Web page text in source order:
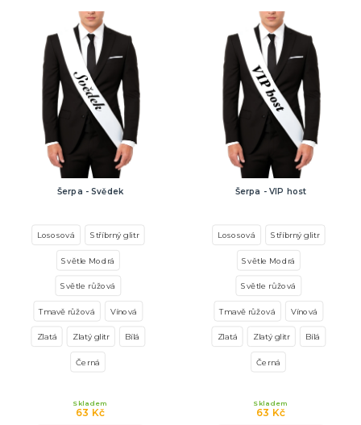
Šerpa - Svědek
Lososová Stříbrný glitr
Světle Modrá
Světle růžová
Tmavě růžová Vínová
Zlatá Zlatý glitr Bílá
Černá
63 Kč
Skladem
Šerpa - VIP host
Lososová Stříbrný glitr
Světle Modrá
Světle růžová
Tmavě růžová Vínová
Zlatá Zlatý glitr Bílá
Černá
63 Kč
Skladem